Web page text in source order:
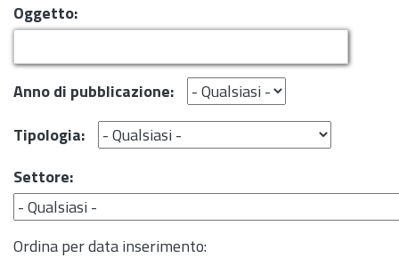
Oggetto:
Anno di pubblicazione:
Tipologia:
Settore:
Ordina per data inserimento: